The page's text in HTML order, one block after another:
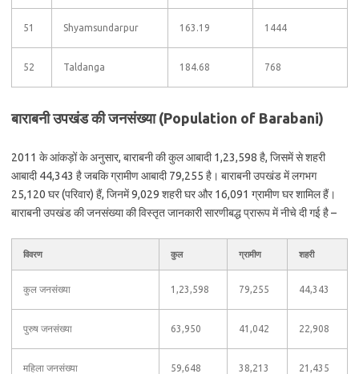
51 Shyamsundarpur 163.19 1444
52 Taldanga 184.68 768
बाराबनी उपखंड की जनसंख्या (Population of Barabani)
2011 के आंकड़ों के अनुसार, बाराबनी की कुल आबादी 1,23,598 है, जिसमें से शहरी
आबादी 44,343 है जबकि ग्रामीण आबादी 79,255 है। बाराबनी उपखंड में लगभग
25,120 घर (परिवार) हैं, जिनमें 9,029 शहरी घर और 16,091 ग्रामीण घर शामिल हैं।
बाराबनी उपखंड की जनसंख्या की विस्तृत जानकारी सारणीबद्ध प्रारूप में नीचे दी गई है –
विवरण कुल ग्रामीण शहरी
कुल जनसंख्या 1,23,598 79,255 44,343
पुरुष जनसंख्या 63,950 41,042 22,908
महिला जनसंख्या 59,648 38,213 21,435